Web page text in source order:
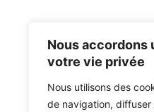
Nous accordons
votre vie privée
Nous utilisons des
de navigation,